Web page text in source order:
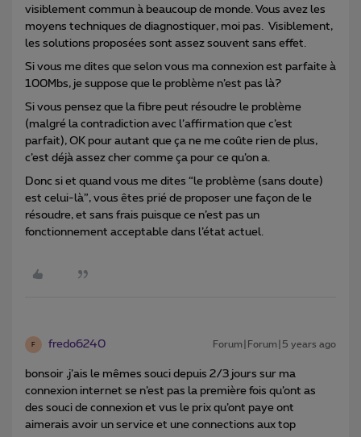
visiblement commun à beaucoup de monde. Vous avez les
moyens techniques de diagnostiquer, moi pas. Visiblement,
les solutions proposées sont assez souvent sans effet.
Si vous me dites que selon vous ma connexion est parfaite à
100Mbs, je suppose que le problème n’est pas là?
Si vous pensez que la fibre peut résoudre le problème
(malgré la contradiction avec l’affirmation que c’est
parfait), OK pour autant que ça ne me coûte rien de plus,
c’est déjà assez cher comme ça pour ce qu’on a.
Donc si et quand vous me dites “le problème (sans doute)
est celui-là”, vous êtes prié de proposer une façon de le
résoudre, et sans frais puisque ce n’est pas un
fonctionnement acceptable dans l’état actuel.
F fredo6240 Forum|Forum|5 years ago
bonsoir ,j’ais le mêmes souci depuis 2/3 jours sur ma
connexion internet se n’est pas la première fois qu’ont as
des souci de connexion et vus le prix qu’ont paye ont
aimerais avoir un service et une connections aux top